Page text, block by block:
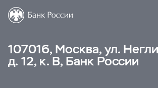
107016, Москва, ул.
д. 12, к. В, Банк России